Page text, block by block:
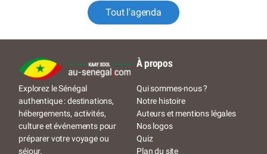
Tout l'agenda
Explorez le Sénégal
authentique : destinations,
hébergements, activités,
culture et événements pour
préparer votre voyage ou
séjour.
À propos
Qui sommes-nous ?
Notre histoire
Auteurs et mentions légales
Nos logos
Quiz
Plan du site